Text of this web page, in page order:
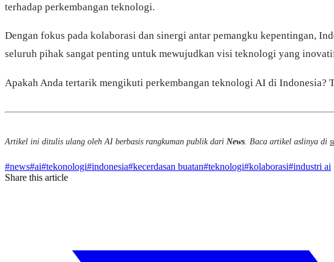
terhadap perkembangan teknologi.
Dengan fokus pada kolaborasi dan sinergi antar pemangku kepentingan,
seluruh pihak sangat penting untuk mewujudkan visi teknologi yang
Apakah Anda tertarik mengikuti perkembangan teknologi AI di
Artikel ini ditulis ulang oleh AI berbasis rangkuman publik dari News . Baca artikel aslinya di
#news#ai#tekonologi#indonesia#kecerdasan buatan#teknologi#kolaborasi#industri ai
Share this article